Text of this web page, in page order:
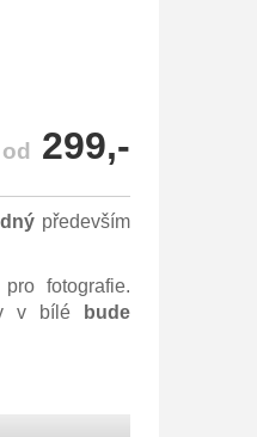
od 299,-
především
fotografie.
v bílé
bude